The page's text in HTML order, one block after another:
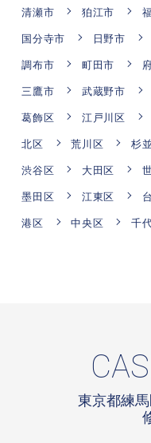
清瀬市
狛江市
国分寺市
日野市
調布市
町田市
三鷹市
武蔵野市
葛飾区
江戸川区
北区
荒川区 杉
渋谷区
大田区
墨田区
江東区
港区
中央区 千
東京都練